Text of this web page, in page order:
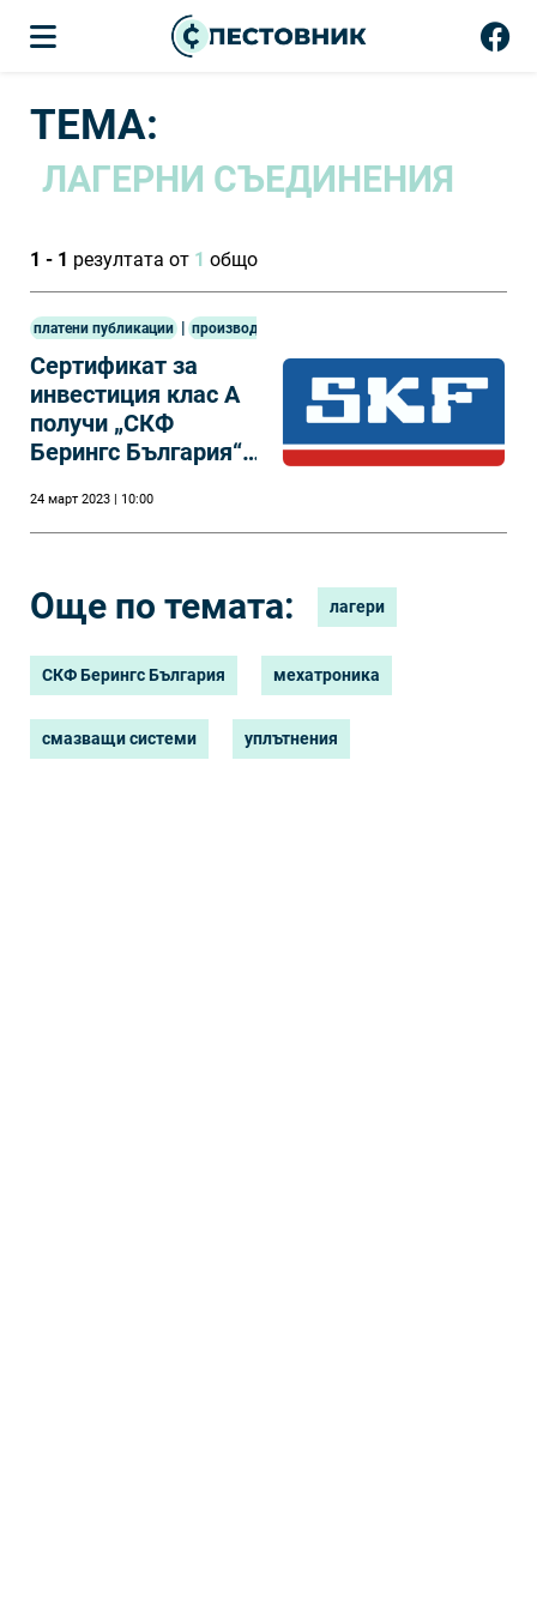
ТЕМА:
ЛАГЕРНИ СЪЕДИНЕНИЯ
1 - 1 резултата от 1 общо
платени публикации | производство
Сертификат за
инвестиция клас А
получи „СКФ
Берингс България“
24 март 2023 | 10:00
Още по темата: лагери
СКФ Берингс България мехатроника
смазващи системи уплътнения